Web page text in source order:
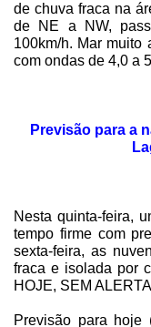
de chuva fraca na
de NE a NW,
100km/h. Mar muito
com ondas de 4,0 a
Previsão para a
Nesta quinta-feira,
tempo firme com
sexta-feira, as
fraca e isolada por
HOJE, SEM
Previsão para hoje